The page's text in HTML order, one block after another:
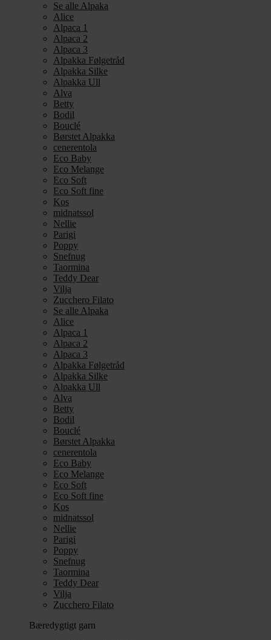
Se alle Alpaka
Alice
Alpaca 1
Alpaca 2
Alpaca 3
Alpakka Følgetråd
Alpakka Silke
Alpakka Ull
Alva
Betty
Bodil
Bouclé
Børstet Alpakka
cenerentola
Eco Baby
Eco Melange
Eco Soft
Eco Soft fine
Kos
midnatssol
Nellie
Parigi
Poppy
Snefnug
Taormina
Teddy Dear
Vilja
Zucchero Filato
Se alle Alpaka
Alice
Alpaca 1
Alpaca 2
Alpaca 3
Alpakka Følgetråd
Alpakka Silke
Alpakka Ull
Alva
Betty
Bodil
Bouclé
Børstet Alpakka
cenerentola
Eco Baby
Eco Melange
Eco Soft
Eco Soft fine
Kos
midnatssol
Nellie
Parigi
Poppy
Snefnug
Taormina
Teddy Dear
Vilja
Zucchero Filato
Bæredygtigt garn